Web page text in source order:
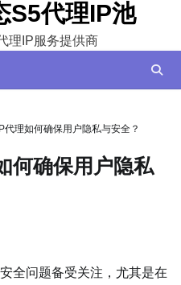
S5代理IP池
理IP服务提供商
代理如何确保用户隐私与安全？
何确保用户隐私
全问题备受关注，尤其是在